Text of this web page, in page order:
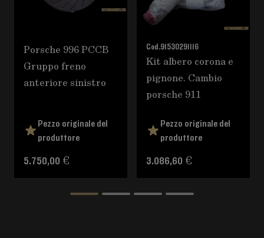
Porsche 996 PCCB
Gruppo freno
anteriore sinistro
Pezzo originale del
produttore
5.750,00 €
Cod.91530291116
Kit albero corona e
pignone. Cambio
porsche 911
Pezzo originale del
produttore
3.086,60 €